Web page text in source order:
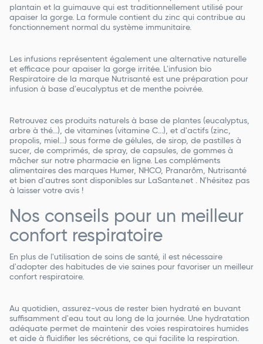
plantain et la guimauve qui est traditionnellement utilisé pour
apaiser la gorge. La formule contient du zinc qui contribue au
fonctionnement normal du système immunitaire.
Les infusions représentent également une alternative naturelle
et efficace pour apaiser la gorge irritée. L'infusion bio
Respiratoire de la marque Nutrisanté est une préparation pour
infusion à base d'eucalyptus et de menthe poivrée.
Retrouvez ces produits naturels à base de plantes (eucalyptus,
arbre à thé...), de vitamines (vitamine C...), et d'actifs (zinc,
propolis, miel...) sous forme de gélules, de sirop, de pastilles à
sucer, de comprimés, de spray, de capsules, de gommes à
mâcher sur notre pharmacie en ligne. Les compléments
alimentaires des marques Humer, NHCO, Pranarôm, Nutrisanté
et bien d'autres sont disponibles sur LaSante.net . N'hésitez pas
à laisser votre avis !
Nos conseils pour un meilleur
confort respiratoire
En plus de l'utilisation de soins de santé, il est nécessaire
d'adopter des habitudes de vie saines pour favoriser un meilleur
confort respiratoire.
Au quotidien, assurez-vous de rester bien hydraté en buvant
suffisamment d'eau tout au long de la journée. Une hydratation
adéquate permet de maintenir des voies respiratoires humides
et aide à fluidifier les sécrétions, ce qui facilite la respiration.